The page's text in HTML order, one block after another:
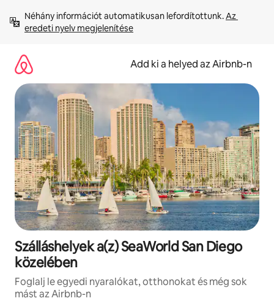
tartalomra
Néhány információt automatikusan lefordítottunk. Az
eredeti nyelv megjelenítése
Add ki a helyed az Airbnb-n
Szálláshelyek a(z) SeaWorld San Diego
közelében
Foglalj le egyedi nyaralókat, otthonokat és még sok
mást az Airbnb-n